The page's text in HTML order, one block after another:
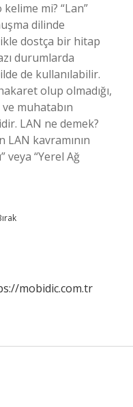
mi? “Lan”
dilinde
dostça bir hitap
durumlarda
de kullanılabilir.
olup olmadığı,
muhatabın
LAN ne demek?
LAN kavramının
veya “Yerel Ağ
mobidic.com.tr